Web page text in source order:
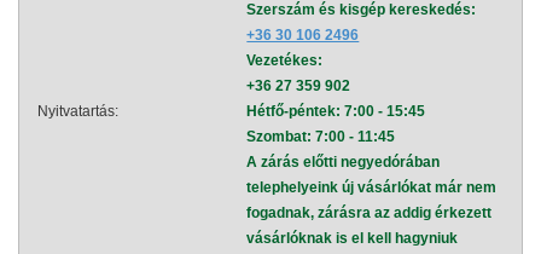
Szerszám és kisgép kereskedés:
+36 30 106 2496
Vezetékes:
+36 27 359 902
Nyitvatartás:
Hétfő-péntek: 7:00 - 15:45
Szombat: 7:00 - 11:45
A zárás előtti negyedórában
telephelyeink új vásárlókat már nem
fogadnak, zárásra az addig érkezett
vásárlóknak is el kell hagyniuk